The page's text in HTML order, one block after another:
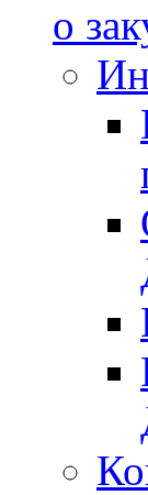
о